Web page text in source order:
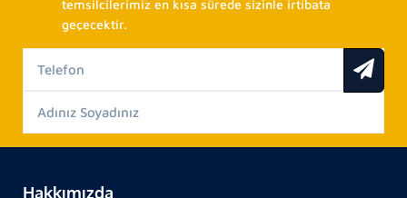
temsilcilerimiz en kısa sürede sizinle irtibata
geçecektir.
Hakkımızda